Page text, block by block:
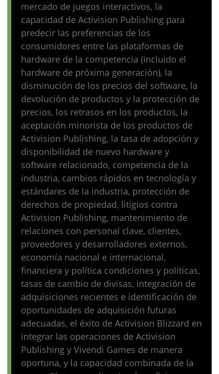
mercado de juegos interactivos, la
capacidad de Activision Publishing para
predecir las preferencias de los
consumidores entre las plataformas de
hardware de la competencia (incluido el
hardware de próxima generación), la
disminución de los precios del software, la
devolución de productos y la protección de
precios, los retrasos en los productos, la
aceptación minorista de los productos de
Activision Publishing, la tasa de adopción y
disponibilidad de nuevo hardware y
software relacionado, competencia de la
industria, cambios rápidos en tecnología y
estándares de la industria, protección de
derechos de propiedad, litigios contra
Activision Publishing, mantenimiento de
relaciones con personal clave, clientes,
proveedores y desarrolladores externos,
economía nacional e internacional,
financiera y política condiciones y políticas,
tasas de cambio de divisas, integración de
adquisiciones recientes e identificación de
oportunidades de adquisición futuras
adecuadas, el éxito de Activision Blizzard en
integrar las operaciones de Activision
Publishing y Vivendi Games de manera
oportuna, y la capacidad combinada de la